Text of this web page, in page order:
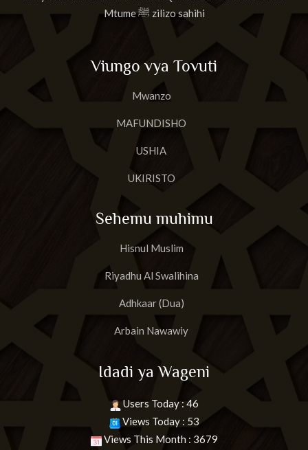
Mtume ﷺ zilizo sahihi
Viungo vya Tovuti
Mwanzo
MAFUNDISHO
USHIA
UKIRISTO
Sehemu muhimu
Hisnul Muslim
Riyadhu Al Swalihina
Adhkaar (Dua)
Arbain Nawawiy
Idadi ya Wageni
Users Today : 46
Views Today : 53
Views This Month : 3679